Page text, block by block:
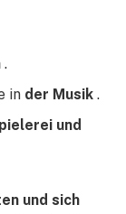
.
in der Musik .
und
und sich